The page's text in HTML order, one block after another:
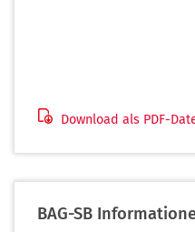
Download als PDF-
BAG-SB